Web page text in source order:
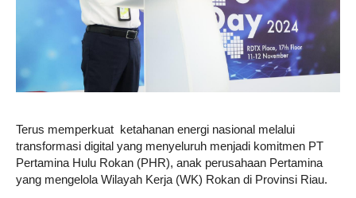
Terus memperkuat ketahanan energi nasional melalui
transformasi digital yang menyeluruh menjadi komitmen PT
Pertamina Hulu Rokan (PHR), anak perusahaan Pertamina
yang mengelola Wilayah Kerja (WK) Rokan di Provinsi Riau.